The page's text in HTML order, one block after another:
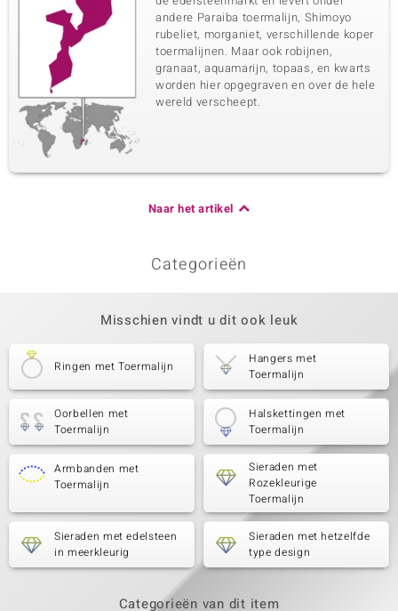
andere Paraiba toermalijn, Shimoyo
rubeliet, morganiet, verschillende koper
toermalijnen. Maar ook robijnen,
granaat, aquamarijn, topaas, en kwarts
worden hier opgegraven en over de hele
wereld verscheept.
Naar het artikel
Categorieën
Misschien vindt u dit ook leuk
Ringen met Toermalijn
Hangers met
Toermalijn
Oorbellen met
Toermalijn
Halskettingen met
Toermalijn
Armbanden met
Toermalijn
Sieraden met
Rozekleurige
Toermalijn
Sieraden met edelsteen
in meerkleurig
Sieraden met hetzelfde
type design
Categorieën van dit item